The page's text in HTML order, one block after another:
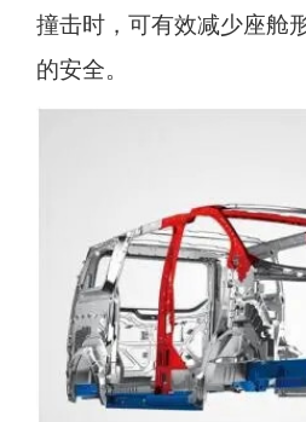
撞击时，可有效减少座舱
的安全。